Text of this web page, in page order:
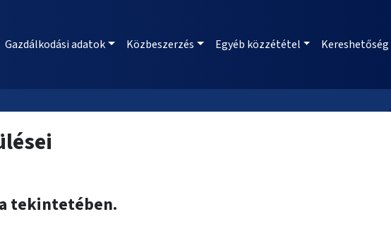
Gazdálkodási adatok Közbeszerzés Egyéb közzététel Kereshetőség
tekintetében.